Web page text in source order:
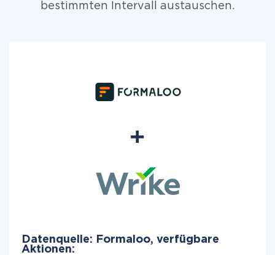
bestimmten Intervall austauschen.
Datenquelle: Formaloo, verfügbare
Aktionen: